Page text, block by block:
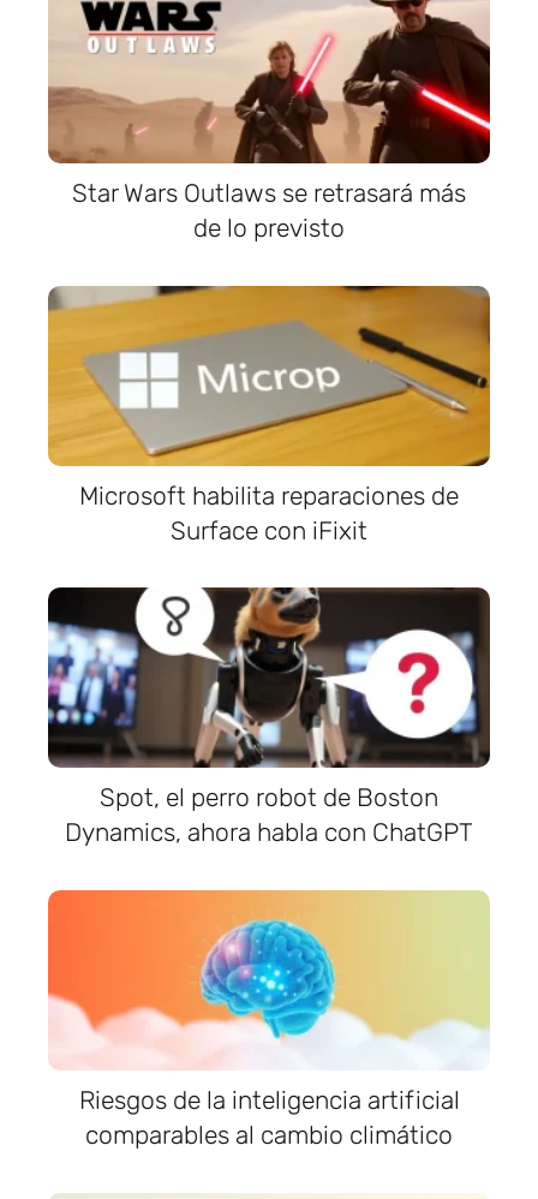
Star Wars Outlaws se retrasará más
de lo previsto
Microsoft habilita reparaciones de
Surface con iFixit
Spot, el perro robot de Boston
Dynamics, ahora habla con ChatGPT
Riesgos de la inteligencia artificial
comparables al cambio climático